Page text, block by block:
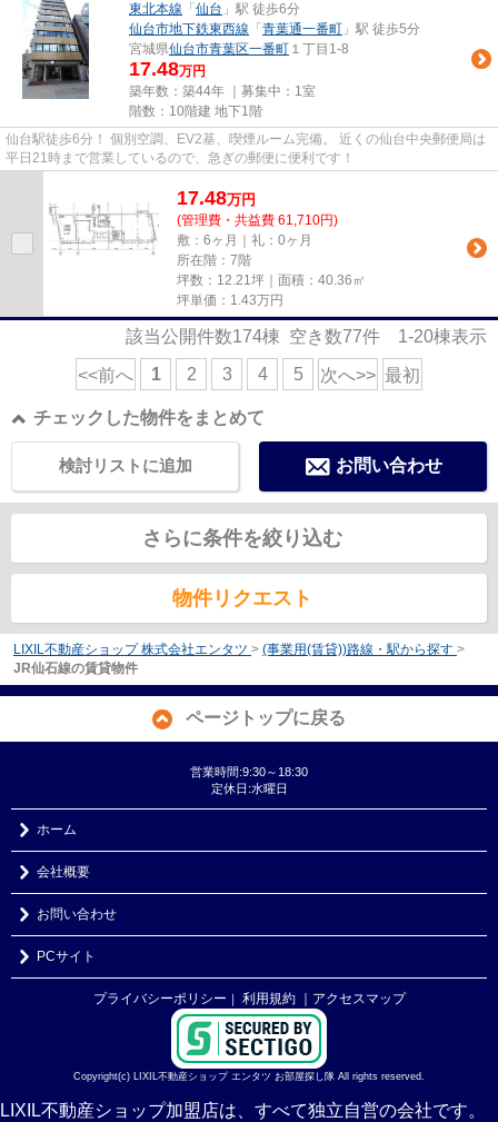
東北本線 「 仙台 」駅 徒歩6分
仙台市地下鉄東西線 「 青葉通一番町 」駅 徒歩5分
宮城県仙台市青葉区一番町 １丁目1-8
17.48万円
築年数：築44年 ｜募集中： 1室
階数：10階建 地下1階
仙台駅徒歩6分！ 個別空調、EV2基、喫煙ルーム完備。 近くの仙台中央郵便局は
平日21時まで営業しているので、急ぎの郵便に便利です！
17.48万円
(管理費・共益費 61,710円)
敷：6ヶ月｜礼：0ヶ月
所在階：7階
坪数：12.21坪｜面積：40.36㎡
坪単価： 1.43万円
該当公開件数174棟 空き数77件 1-20棟表示
<<前へ 1 2 3 4 5 次へ>> 最初
チェックした物件をまとめて
お問い合わせ
検討リストに追加
さらに条件を絞り込む
物件リクエスト
LIXIL不動産ショップ 株式会社エンタツ > (事業用(賃貸))路線・駅から探す >
JR仙石線の賃貸物件
ページトップに戻る
営業時間:9:30～18:30
定休日:水曜日
ホーム
会社概要
お問い合わせ
PCサイト
プライバシーポリシー ｜ 利用規約 ｜アクセスマップ
Copyright(c) LIXIL不動産ショップ エンタツ お部屋探し隊 All rights reserved.
LIXIL不動産ショップ加盟店は、すべて独立自営の会社です。